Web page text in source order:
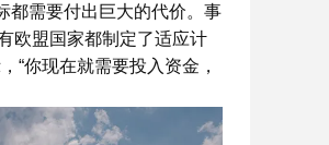
都需要付出巨大的代价。事
欧盟国家都制定了适应计
“你现在就需要投入资金，